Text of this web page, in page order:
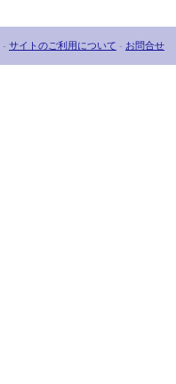
- サイトのご利用について - お問合せ